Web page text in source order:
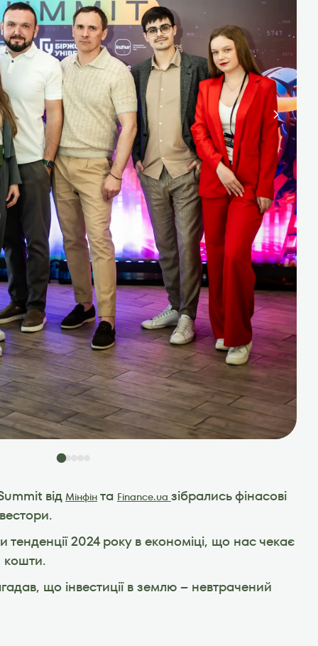
від Мінфін та Finance.ua зібрались фінасові
тенденції 2024 року в економіці, що нас чекає
кошти.
що інвестиції в землю -- невтрачений